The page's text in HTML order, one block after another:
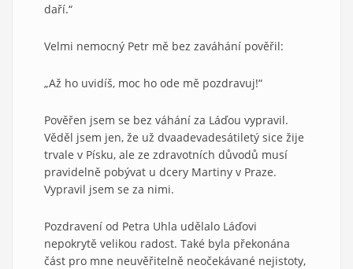
daří.“
Velmi nemocný Petr mě bez zaváhání pověřil:
„Až ho uvidíš, moc ho ode mě pozdravuj!“
Pověřen jsem se bez váhání za Láďou vypravil.
Věděl jsem jen, že už dvaadevadesátiletý sice žije
trvale v Písku, ale ze zdravotních důvodů musí
pravidelně pobývat u dcery Martiny v Praze.
Vypravil jsem se za nimi.
Pozdravení od Petra Uhla udělalo Láďovi
nepokrytě velikou radost. Také byla překonána
část pro mne neuvěřitelně neočekávané nejistoty,